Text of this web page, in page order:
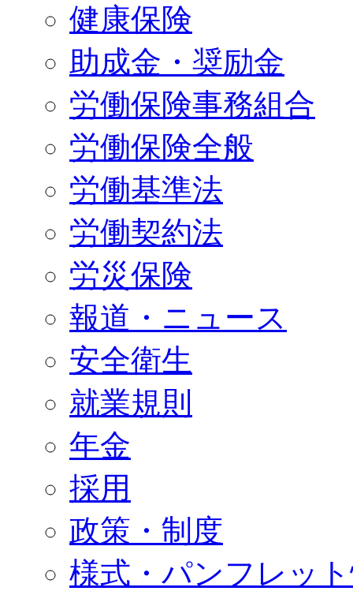
健康保険
助成金・奨励金
労働保険事務組合
労働保険全般
労働基準法
労働契約法
労災保険
報道・ニュース
安全衛生
就業規則
年金
採用
政策・制度
様式・パンフレッ